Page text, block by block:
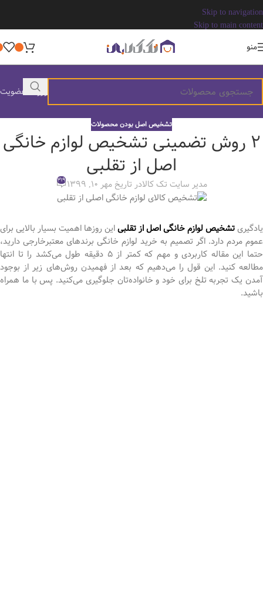
Skip to navigation
Skip to main content
منو
ورود / عضویت
تشخیص اصل بودن محصولات
2 روش تضمینی تشخیص لوازم خانگی
اصل از تقلبی
مدیر سایت تک کالادر تاریخ مهر 10, 1399 319
یادگیریتشخیص لوازم خانگی اصل از تقلبیاین روزها اهمیت بسیار بالایی برای
عموم مردم دارد. اگر تصمیم به خرید لوازم خانگی برندهای معتبرخارجی دارید،
حتما این مقاله کاربردی و مهم که کمتر از 5 دقیقه طول می‌کشد را تا انتها
مطالعه کنید. این قول را می‌دهیم که بعد از فهمیدن روش‌های زیر از بوجود
آمدن یک تجربه تلخ برای خود و خانواده‌تان جلوگیری می‌کنید. پس با ما همراه
باشید.